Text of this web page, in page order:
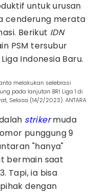
untuk urusan
cenderung merata
Berikut IDN
PSM tersubur
Indonesia Baru.
melakukan selebrasi
pada lanjutan BRI Liga 1 di
Selasa (14/2/2023). ANTARA
strikermuda
punggung 9
"hanya"
bermain saat
Tapi, ia bisa
dengan